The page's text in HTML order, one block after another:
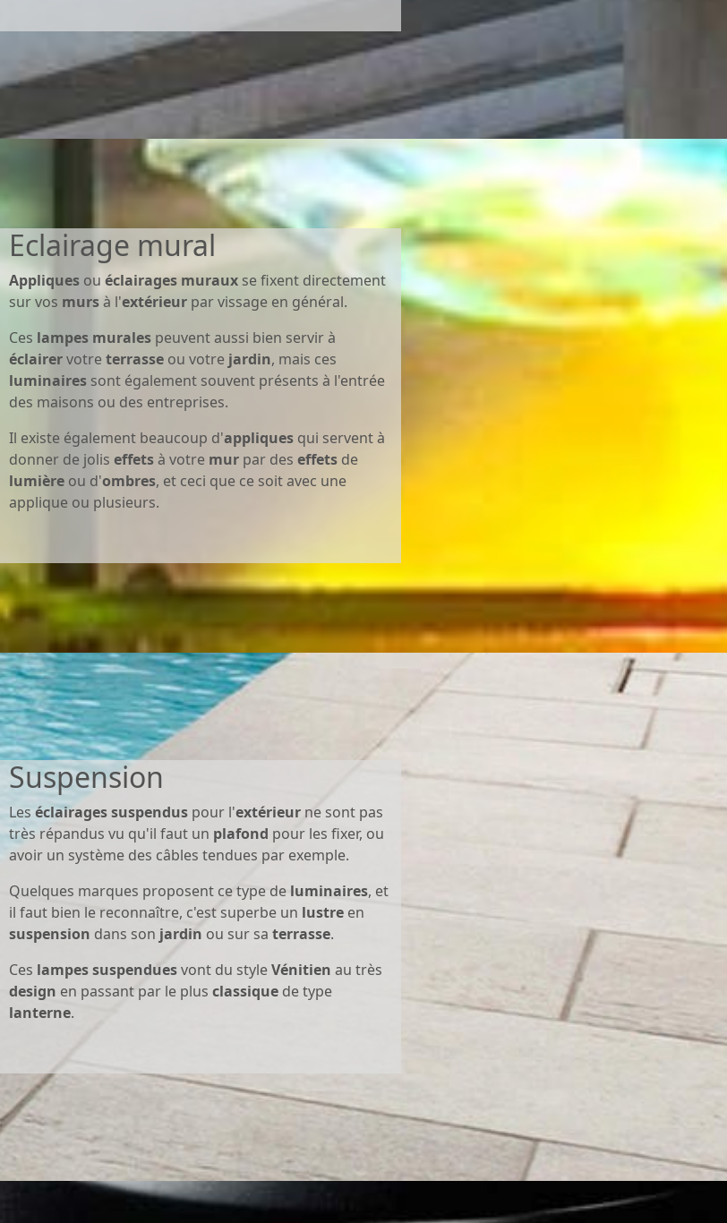
Eclairage mural
Appliques ou éclairages muraux se fixent directement
sur vos mursà l'extérieur par vissage en général.
Ces lampes murales peuvent aussi bien servir à
éclairervotre terrasse ou votre jardin, mais ces
luminaires sont également souvent présents à l'entrée
des maisons ou des entreprises.
Il existe également beaucoup d'appliques qui servent à
donner de jolis effetsà votre mur par des effets de
lumière ou d'ombres, et ceci que ce soit avec une
applique ou plusieurs.
Suspension
Les éclairagessuspendus pour l'extérieur ne sont pas
très répandus vu qu'il faut un plafond pour les fixer, ou
avoir un système des câbles tendues par exemple.
Quelques marques proposent ce type de luminaires, et
il faut bien le reconnaître, c'est superbe un lustre en
suspension dans son jardin ou sur sa terrasse.
Ces lampessuspenduesvont du styleVénitien au très
design en passant par le plus classique de type
lanterne.